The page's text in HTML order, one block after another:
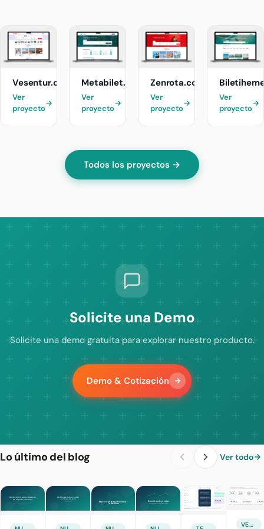
Vesentur.com
Ver
proyecto
→
Metabilet.com
Ver
proyecto
→
Zenrota.com
Ver
proyecto
→
Ver
proyecto
→
Todos los proyectos →
Solicite una Demo
Solicite una demo gratuita para explorar nuestro producto.
Demo & Cotización
Lo último del blog Ver todo
VENTAS Y MARKETING